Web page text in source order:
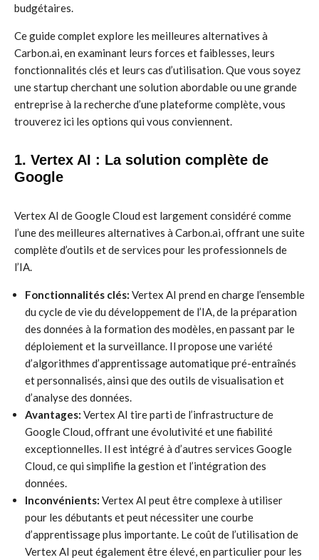
budgétaires.
Ce guide complet explore les meilleures alternatives à
Carbon.ai, en examinant leurs forces et faiblesses, leurs
fonctionnalités clés et leurs cas d’utilisation. Que vous soyez
une startup cherchant une solution abordable ou une grande
entreprise à la recherche d’une plateforme complète, vous
trouverez ici les options qui vous conviennent.
1. Vertex AI : La solution complète de
Google
Vertex AI de Google Cloud est largement considéré comme
l’une des meilleures alternatives à Carbon.ai, offrant une suite
complète d’outils et de services pour les professionnels de
l’IA.
Fonctionnalités clés: Vertex AI prend en charge l’ensemble
du cycle de vie du développement de l’IA, de la préparation
des données à la formation des modèles, en passant par le
déploiement et la surveillance. Il propose une variété
d’algorithmes d’apprentissage automatique pré-entraînés
et personnalisés, ainsi que des outils de visualisation et
d’analyse des données.
Avantages: Vertex AI tire parti de l’infrastructure de
Google Cloud, offrant une évolutivité et une fiabilité
exceptionnelles. Il est intégré à d’autres services Google
Cloud, ce qui simplifie la gestion et l’intégration des
données.
Inconvénients: Vertex AI peut être complexe à utiliser
pour les débutants et peut nécessiter une courbe
d’apprentissage plus importante. Le coût de l’utilisation de
Vertex AI peut également être élevé, en particulier pour les